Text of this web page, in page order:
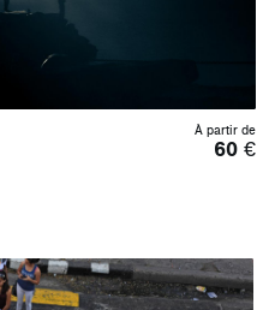
À partir de
60€